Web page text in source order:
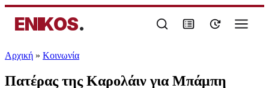
ENIKOS.
Αρχική » Κοινωνία
Πατέρας της Καρολάιν για Μπάμπη